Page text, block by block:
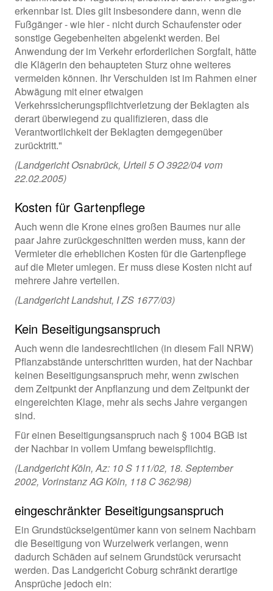
erkennbar ist. Dies gilt insbesondere dann, wenn die
Fußgänger - wie hier - nicht durch Schaufenster oder
sonstige Gegebenheiten abgelenkt werden. Bei
Anwendung der im Verkehr erforderlichen Sorgfalt, hätte
die Klägerin den behaupteten Sturz ohne weiteres
vermeiden können. Ihr Verschulden ist im Rahmen einer
Abwägung mit einer etwaigen
Verkehrssicherungspflichtverletzung der Beklagten als
derart überwiegend zu qualifizieren, dass die
Verantwortlichkeit der Beklagten demgegenüber
zurücktritt."
(Landgericht Osnabrück, Urteil 5 O 3922/04 vom
22.02.2005)
Kosten für Gartenpflege
Auch wenn die Krone eines großen Baumes nur alle
paar Jahre zurückgeschnitten werden muss, kann der
Vermieter die erheblichen Kosten für die Gartenpflege
auf die Mieter umlegen. Er muss diese Kosten nicht auf
mehrere Jahre verteilen.
(Landgericht Landshut, I ZS 1677/03)
Kein Beseitigungsanspruch
Auch wenn die landesrechtlichen (in diesem Fall NRW)
Pflanzabstände unterschritten wurden, hat der Nachbar
keinen Beseitigungsanspruch mehr, wenn zwischen
dem Zeitpunkt der Anpflanzung und dem Zeitpunkt der
eingereichten Klage, mehr als sechs Jahre vergangen
sind.
Für einen Beseitigungsanspruch nach § 1004 BGB ist
der Nachbar in vollem Umfang beweispflichtig.
(Landgericht Köln, Az: 10 S 111/02, 18. September
2002, Vorinstanz AG Köln, 118 C 362/98)
eingeschränkter Beseitigungsanspruch
Ein Grundstückseigentümer kann von seinem Nachbarn
die Beseitigung von Wurzelwerk verlangen, wenn
dadurch Schäden auf seinem Grundstück verursacht
werden. Das Landgericht Coburg schränkt derartige
Ansprüche jedoch ein: